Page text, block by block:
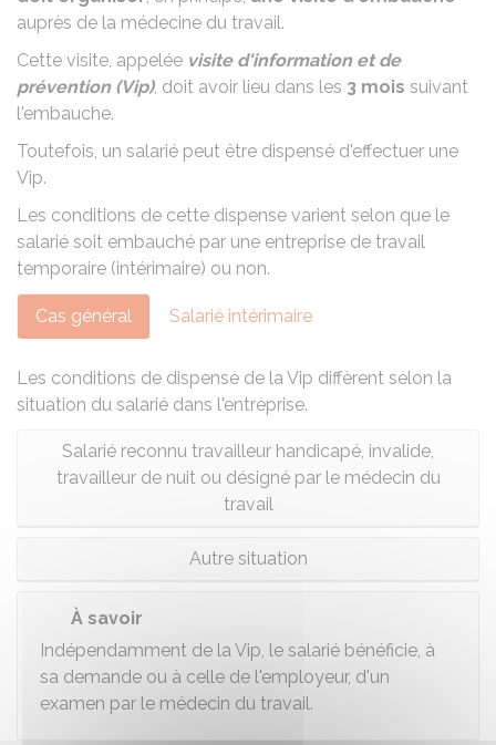
auprès de la médecine du travail.
Cette visite, appelée visite d'information et de
prévention (Vip), doit avoir lieu dans les 3 mois suivant
l'embauche.
Toutefois, un salarié peut être dispensé d'effectuer une
Vip.
Les conditions de cette dispense varient selon que le
salarié soit embauché par une entreprise de travail
temporaire (intérimaire) ou non.
Cas général Salarié intérimaire
Les conditions de dispense de la Vip diffèrent selon la
situation du salarié dans l'entreprise.
Salarié reconnu travailleur handicapé, invalide,
travailleur de nuit ou désigné par le médecin du
travail
Autre situation
À savoir
Indépendamment de la Vip, le salarié bénéficie, à
sa demande ou à celle de l'employeur, d'un
examen par le médecin du travail.